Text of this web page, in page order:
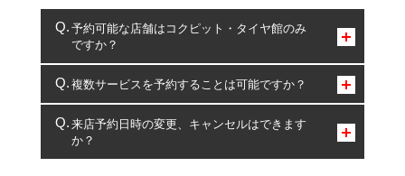
予約可能な店舗はコクピット・タイヤ館のみ
ですか？
コクピット・タイヤ館のみとなります。
複数サービスを予約することは可能ですか？
複数サービスのご予約は可能です。
一部の商品・サービスの組み合わせに限り、同時にご予約が
出来ないものもございます。
来店予約日時の変更、キャンセルはできます
か？